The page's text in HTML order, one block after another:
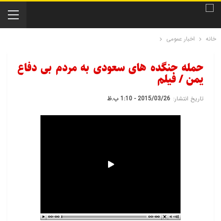
خانه اخبار عمومی
حمله جنگده های سعودی به مردم بی دفاع
یمن / فیلم
تاریخ انتشار: 2015/03/26 - 1:10 ب.ظ